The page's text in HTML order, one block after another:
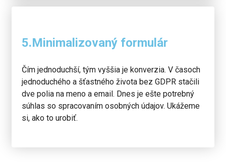
5.Minimalizovaný formulár
Čím jednoduchší, tým vyššia je konverzia. V časoch
jednoduchého a šťastného života bez GDPR stačili
dve polia na meno a email. Dnes je ešte potrebný
súhlas so spracovaním osobných údajov. Ukážeme
si, ako to urobiť.